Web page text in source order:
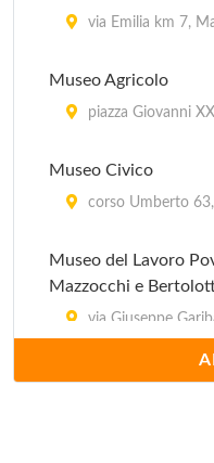
via Emilia km 7,
Museo Agricolo
piazza Giovanni
Museo Civico
corso Umberto
Museo del Lavoro
Mazzocchi e
via Giuseppe